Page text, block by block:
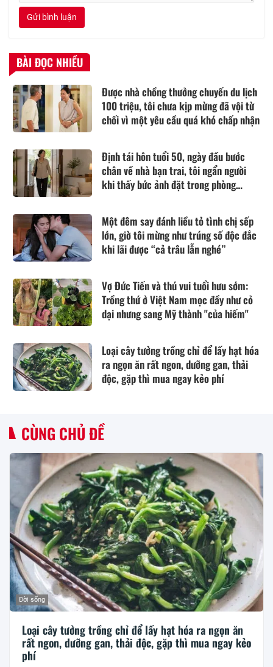
Gửi bình luận
BÀI ĐỌC NHIỀU
Được nhà chồng thưởng chuyến du lịch
100 triệu, tôi chưa kịp mừng đã vội từ
chối vì một yêu cầu quá khó chấp nhận
Định tái hôn tuổi 50, ngày đầu bước
chân về nhà bạn trai, tôi ngẩn người
khi thấy bức ảnh đặt trong phòng
Một đêm say đánh liều tỏ tình chị sếp
lớn, giờ tôi mừng như trúng số độc đắc
khi lãi được “cả trâu lẫn nghé”
Vợ Đức Tiến và thú vui tuổi hưu sớm:
Trồng thứ ở Việt Nam mọc đầy như cỏ
dại nhưng sang Mỹ thành "của hiếm"
Loại cây tưởng trồng chỉ để lấy hạt hóa
ra ngọn ăn rất ngon, dưỡng gan, thải
độc, gặp thì mua ngay kẻo phí
CÙNG CHỦ ĐỀ
Đời sống
Loại cây tưởng trồng chỉ để lấy hạt hóa ra ngọn ăn
rất ngon, dưỡng gan, thải độc, gặp thì mua ngay kẻo
phí